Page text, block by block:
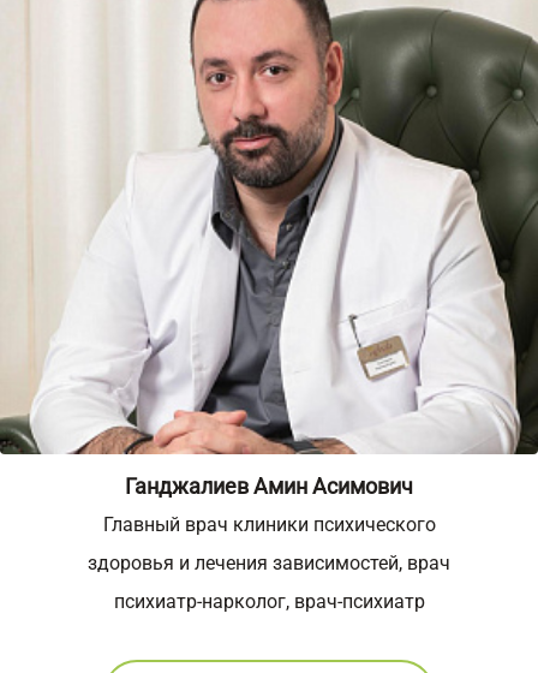
Ганджалиев Амин Асимович
Главный врач клиники психического
здоровья и лечения зависимостей, врач
психиатр-нарколог, врач-психиатр